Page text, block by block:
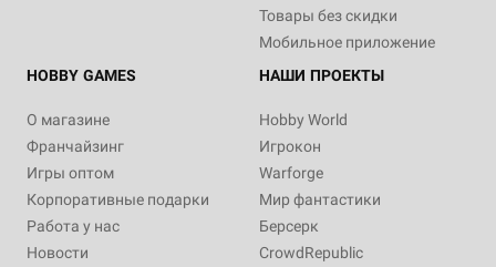
Товары без скидки
Мобильное приложение
HOBBY GAMES
О магазине
Франчайзинг
Игры оптом
Корпоративные подарки
Работа у нас
Новости
НАШИ ПРОЕКТЫ
Hobby World
Игрокон
Warforge
Мир фантастики
Берсерк
CrowdRepublic